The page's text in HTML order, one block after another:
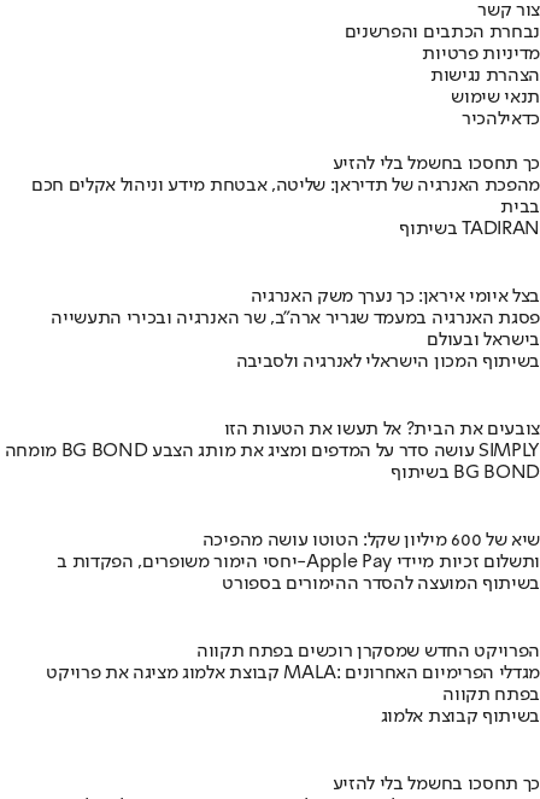
צור קשר
נבחרת הכתבים והפרשנים
מדיניות פרטיות
הצהרת נגישות
תנאי שימוש
כדאילהכיר
כך תחסכו בחשמל בלי להזיע
מהפכת האנרגיה של תדיראן: שליטה, אבטחת מידע וניהול אקלים חכם
בבית
בשיתוף TADIRAN
בצל איומי איראן: כך נערך משק האנרגיה
פסגת האנרגיה במעמד שגריר ארה"ב, שר האנרגיה ובכירי התעשייה
בישראל ובעולם
בשיתוף המכון הישראלי לאנרגיה ולסביבה
צובעים את הבית? אל תעשו את הטעות הזו
מומחה BG BOND עושה סדר על המדפים ומציג את מותג הצבע SIMPLY
בשיתוף BG BOND
שיא של 600 מיליון שקל: הטוטו עושה מהפיכה
יחסי הימור משופרים, הפקדות ב-Apple Pay ותשלום זכיות מיידי
בשיתוף המועצה להסדר ההימורים בספורט
הפרויקט החדש שמסקרן רוכשים בפתח תקווה
קבוצת אלמוג מציגה את פרויקט MALA: מגדלי הפרימיום האחרונים
בפתח תקווה
בשיתוף קבוצת אלמוג
כך תחסכו בחשמל בלי להזיע